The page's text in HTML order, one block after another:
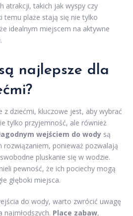
atrakcji, takich jak wyspy czy
temu plaże stają się nie tylko
idealnym miejscem na aktywne
najlepsze dla
z dziećmi, kluczowe jest, aby wybrać
tylko przyjemność, ale również
wejściem do wody są
rozwiązaniem, ponieważ pozwalają
pluskanie się w wodzie.
pewność, że ich pociechy mogą
głęboki miejsca.
do wody, warto zwrócić uwagę
najmłodszych. Place zabaw,